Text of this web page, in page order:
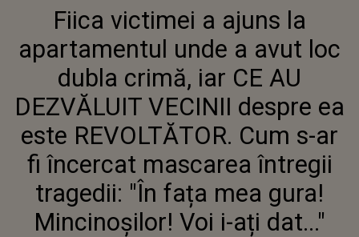
APARTAMENTUL UNDE A AVUT
LOC DUBLA CRIMĂ, IAR CE AU
DEZVĂLUIT VECINII DESPRE EA
ESTE REVOLTĂTOR. CUM S-AR FI
ÎNCERCAT MASCAREA ÎNTREGII
TRAGEDII: "ÎN FAȚA MEA GURA!
MINCINOȘILOR! VOI I-AȚI DAT..."
Fiica victimei a ajuns la
apartamentul unde a avut loc
dubla crimă, iar CE AU
DEZVĂLUIT VECINII despre ea
este REVOLTĂTOR. Cum s-ar
fi încercat mascarea întregii
tragedii: "În fața mea gura!
Mincinoșilor! Voi i-ați dat..."